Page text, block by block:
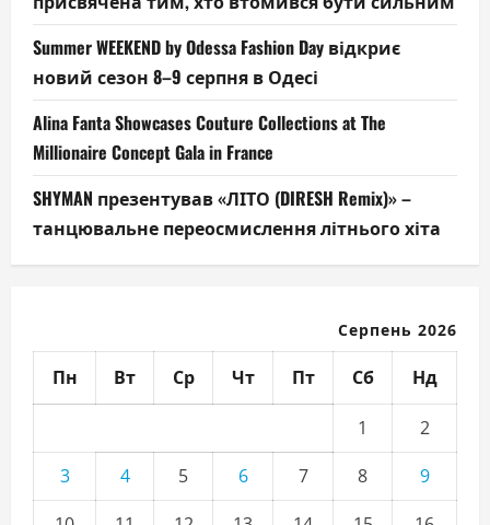
Summer WEEKEND by Odessa Fashion Day відкриє
новий сезон 8–9 серпня в Одесі
Alina Fanta Showcases Couture Collections at The
Millionaire Concept Gala in France
SHYMAN презентував «ЛІТО (DIRESH Remix)» –
танцювальне переосмислення літнього хіта
Серпень 2026
Пн Вт Ср Чт Пт Сб Нд
1
2
3
4 5 6 7 8
9